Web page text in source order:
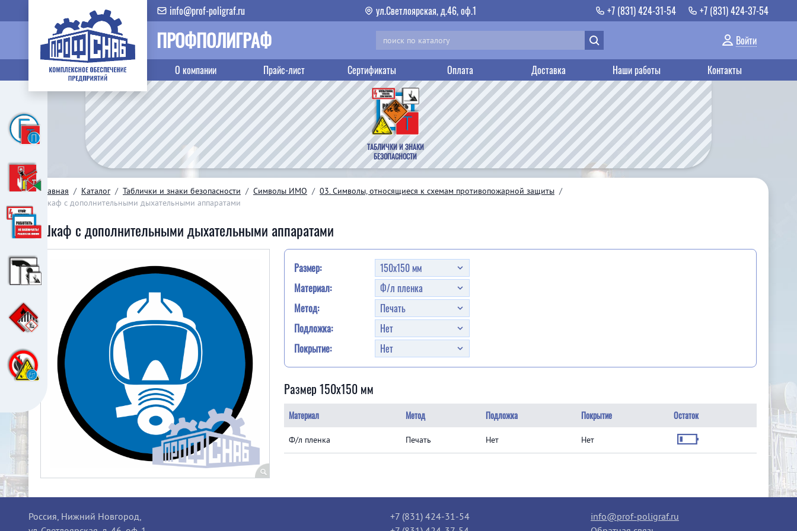
info@prof-poligraf.ru ул.Светлоярская, д.46, оф.1 +7 (831) 424-31-54 +7 (831) 424-37-54
ПРОФПОЛИГРАФ Войти
О компании Прайс-лист Сертификаты Оплата Доставка Наши работы Контакты
ТАБЛИЧКИ И ЗНАКИ
БЕЗОПАСНОСТИ
Главная / Каталог / Таблички и знаки безопасности / Символы ИМО / 03. Символы, относящиеся к схемам противопожарной защиты /
Шкаф с дополнительными дыхательными аппаратами
Шкаф с дополнительными дыхательными аппаратами
Размер:
Материал:
Метод:
Подложка:
Покрытие:
Размер 150x150 мм
Материал Метод Подложка Покрытие Остаток
Ф/л пленка Печать Нет Нет
Россия, Нижний Новгород,
+7 (831) 424-31-54
info@prof-poligraf.ru